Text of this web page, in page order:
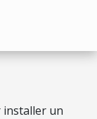
installer un